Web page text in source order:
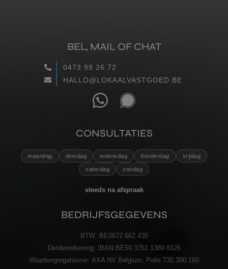
VERZENDEN
WAARGEMAAKT
RECENSIES
BEL, MAIL OF CHAT
0473 99 26 72
HALLO@LOKAALVASTGOED.BE
CONSULTATIES
maandag dinsdag woensdag donderdag vrijdag
zaterdag zondag
steeds na afspraak
BEDRIJFSGEGEVENS
BTW: BE0672.662.435
Derdenrekening:
IBAN BE59 3751 1369 8126
Waarborgorganisme: AXA NV Belgium, Polis 730.390.160